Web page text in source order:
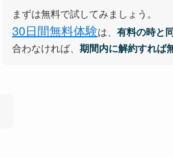
まずは無料で試してみましょう。
30日間無料体験は、 有料の時と
合わなければ、 期間内に解約すれば